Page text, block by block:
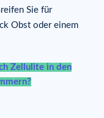
Sie für
Obst oder einem
Zellulite in den